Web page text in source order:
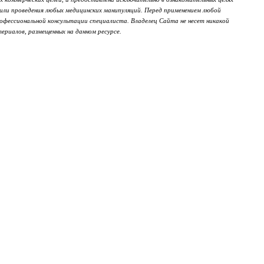
проведения любых медицинских манипуляций. Перед применением любой
консультации специалиста. Владелец Сайта не несет никакой
размещенных на данном ресурсе.